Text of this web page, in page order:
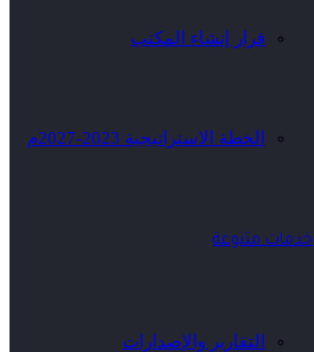
قرار إنشاء المكتب
الخطة الاستراتيجية 2023-2027م
خدمات متنوعة
التقارير والإصدارات